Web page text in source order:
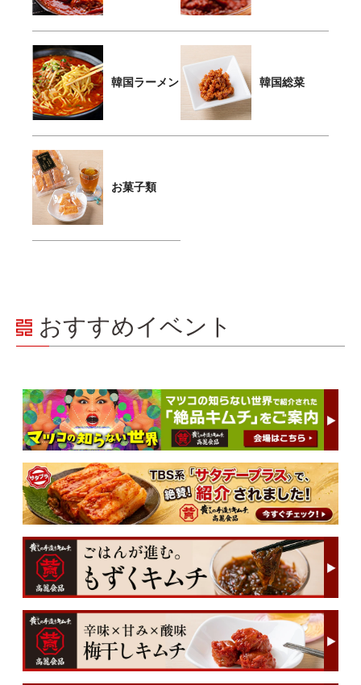
韓国ラーメン 韓国総菜
お菓子類
おすすめイベント